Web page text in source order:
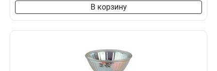
В корзину